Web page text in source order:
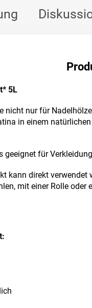
5L
nicht nur für
in einem
geeignet für
kann direkt
mit einer Rolle oder